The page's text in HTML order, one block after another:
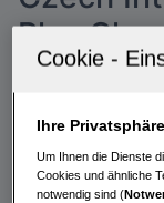
Play
Meisterschaft
durch und
internationalen
Ihre
Um Ihnen die Dienste
Cookies und ähnliche
notwendig sind (